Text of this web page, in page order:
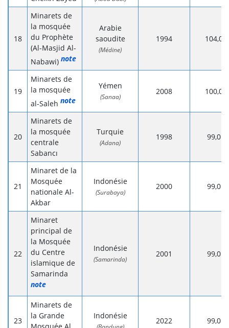
Minarets de
la mosquée
du Prophète
(Al-Masjid Al-
Nabawi) note
Arabie
saoudite
(Médine)
1994 104,0
Minarets de
la mosquée
al-Saleh note
Yémen
(Sanaa)
2008 100,0
Minarets de
la mosquée
centrale
Sabancı
Turquie
(Adana)
1998 99,0
Minaret de la
Mosquée
nationale Al-
Akbar
Indonésie
(Surabaya)
2000 99,0
Minaret
principal de
la Mosquée
du Centre
islamique de
Samarinda
note
Indonésie
(Samarinda)
2001 99,0
Minarets de
la Grande
Indonésie
2022 99,0